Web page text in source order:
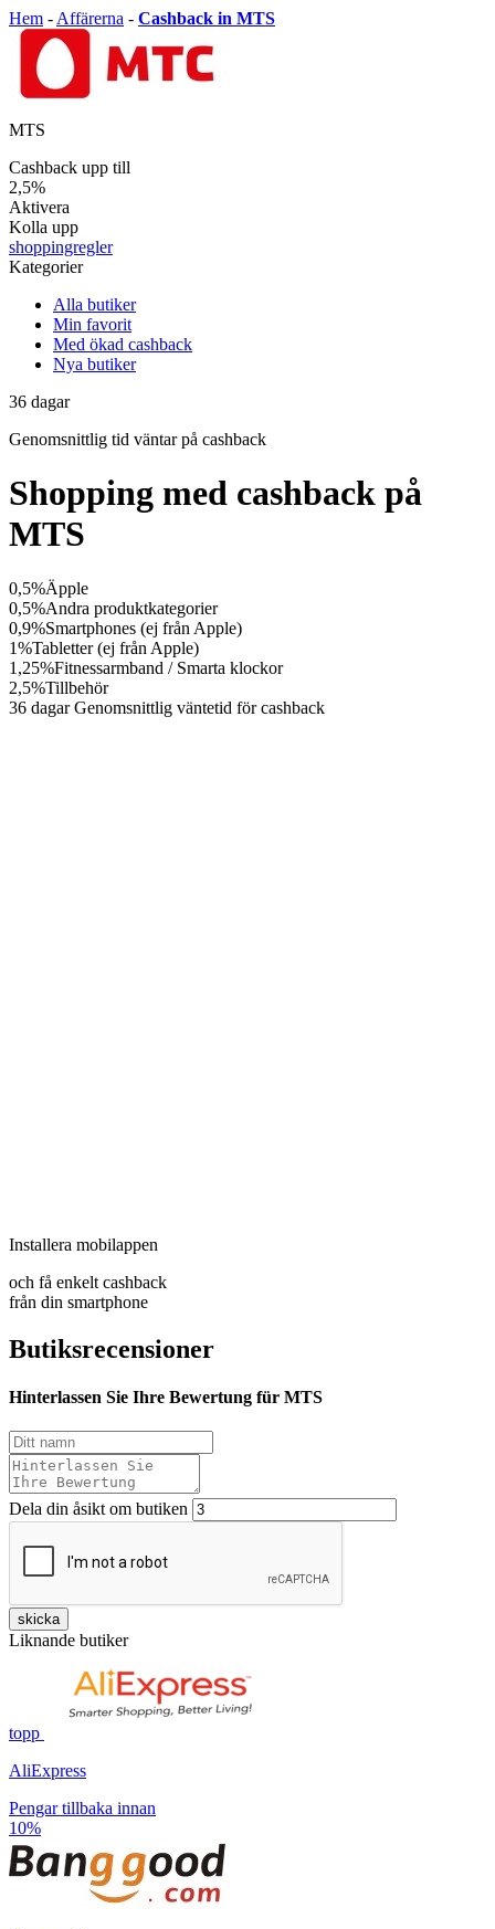
Hem - Affärerna - Cashback in MTS
MTS
Cashback upp till
2,5%
Aktivera
Kolla upp
shoppingregler
Kategorier
Alla butiker
Min favorit
Med ökad cashback
Nya butiker
36 dagar
Genomsnittlig tid väntar på cashback
Shopping med cashback på
MTS
0,5%Äpple
0,5%Andra produktkategorier
0,9%Smartphones (ej från Apple)
1%Tabletter (ej från Apple)
1,25%Fitnessarmband / Smarta klockor
2,5%Tillbehör
36 dagar Genomsnittlig väntetid för cashback
Installera mobilappen
och få enkelt cashback
från din smartphone
Butiksrecensioner
Hinterlassen Sie Ihre Bewertung für MTS
Dela din åsikt om butiken
skicka
Liknande butiker
topp
AliExpress
Pengar tillbaka innan
10%